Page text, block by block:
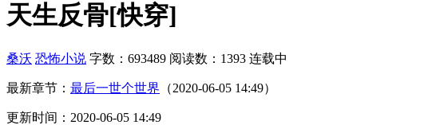
天生反骨[快穿]
桑沃 恐怖小说 字数：693489 阅读数：1393 连载中
最新章节： 最后一世个世界 （2020-06-05 14:49）
更新时间：2020-06-05 14:49